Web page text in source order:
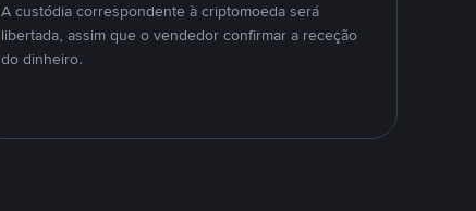
A custódia correspondente à criptomoeda será
libertada, assim que o vendedor confirmar a receção
do dinheiro.